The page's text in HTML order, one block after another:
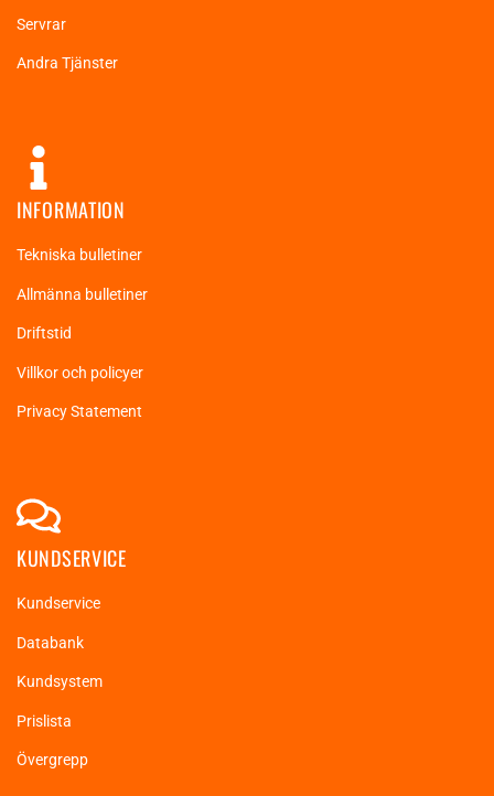
Servrar
Andra Tjänster
INFORMATION
Tekniska bulletiner
Allmänna bulletiner
Driftstid
Villkor och policyer
Privacy Statement
KUNDSERVICE
Kundservice
Databank
Kundsystem
Prislista
Övergrepp